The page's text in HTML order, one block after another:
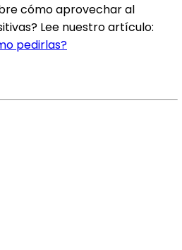
cómo aprovechar al
Lee nuestro artículo:
pedirlas?